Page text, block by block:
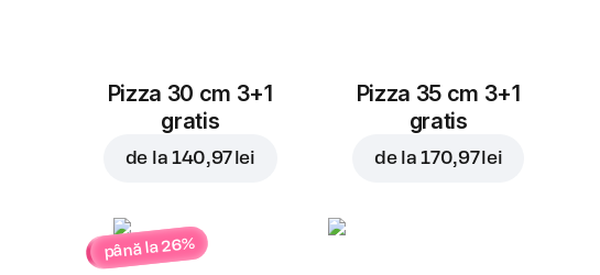
Pizza 30 cm 3+1
gratis
de la 140,97 lei
Pizza 35 cm 3+1
gratis
de la170,97 lei
până la 26%